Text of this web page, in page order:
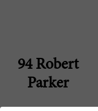
94 Robert
Parker